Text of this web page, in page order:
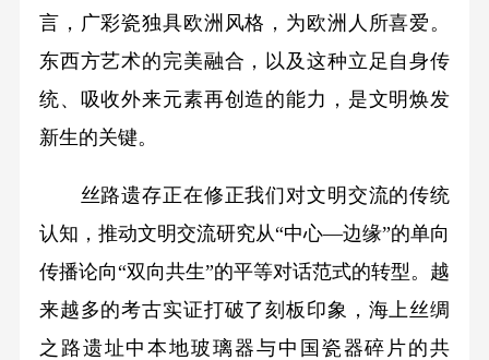
言，广彩瓷独具欧洲风格，为欧洲人所喜爱。
东西方艺术的完美融合，以及这种立足自身传
统、吸收外来元素再创造的能力，是文明焕发
新生的关键。
丝路遗存正在修正我们对文明交流的传统
认知，推动文明交流研究从“中心—边缘”的单向
传播论向“双向共生”的平等对话范式的转型。越
来越多的考古实证打破了刻板印象，海上丝绸
之路遗址中本地玻璃器与中国瓷器碎片的共